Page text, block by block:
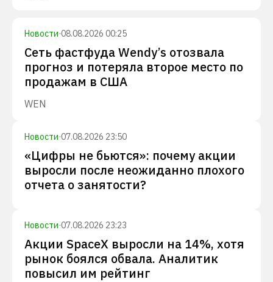
Новости·08.08.2026 00:25
Сеть фастфуда Wendy’s отозвала
прогноз и потеряла второе место по
продажам в США
WEN
Новости·07.08.2026 23:50
«Цифры не бьются»: почему акции
выросли после неожиданно плохого
отчета о занятости?
Новости·07.08.2026 23:23
Акции SpaceX выросли на 14%, хотя
рынок боялся обвала. Аналитик
повысил им рейтинг